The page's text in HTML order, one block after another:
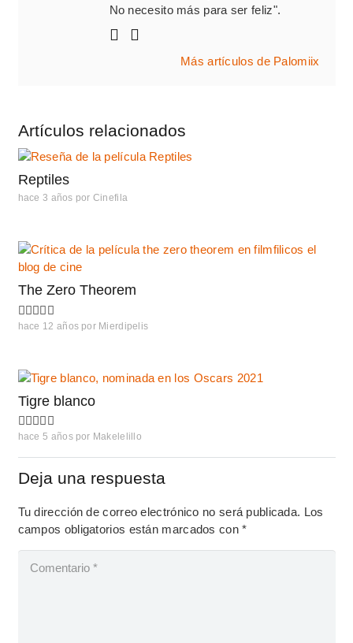
No necesito más para ser feliz".
Más artículos de Palomiix
Artículos relacionados
Reptiles
hace 3 años por Cinefila
The Zero Theorem
hace 12 años por Mierdipelis
Tigre blanco
hace 5 años por Makelelillo
Deja una respuesta
Tu dirección de correo electrónico no será publicada. Los
campos obligatorios están marcados con*